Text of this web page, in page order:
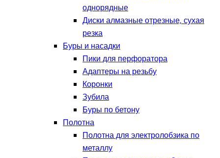
однорядные
Диски алмазные отрезные, сухая
резка
Буры и насадки
Пики для перфоратора
Адаптеры на резьбу
Коронки
Зубила
Буры по бетону
Полотна
Полотна для электролобзика по
металлу